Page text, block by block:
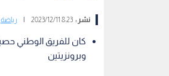
نشر :8:23 2023/12/11 رياضة
وبرونزيتين